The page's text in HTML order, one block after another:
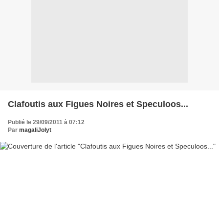
Clafoutis aux Figues Noires et Speculoos...
Publié le 29/09/2011 à 07:12
Par magaliJolyt